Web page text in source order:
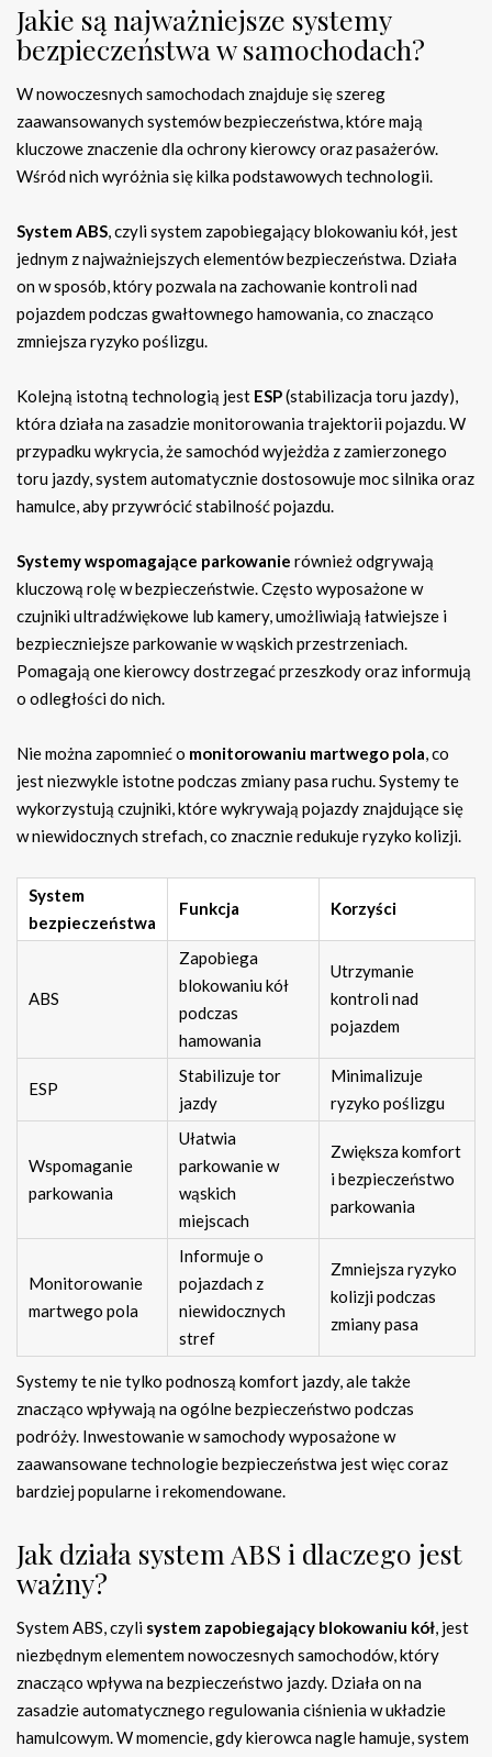
Jakie są najważniejsze systemy
bezpieczeństwa w samochodach?
W nowoczesnych samochodach znajduje się szereg
zaawansowanych systemów bezpieczeństwa, które mają
kluczowe znaczenie dla ochrony kierowcy oraz pasażerów.
Wśród nich wyróżnia się kilka podstawowych technologii.
System ABS, czyli system zapobiegający blokowaniu kół, jest
jednym z najważniejszych elementów bezpieczeństwa. Działa
on w sposób, który pozwala na zachowanie kontroli nad
pojazdem podczas gwałtownego hamowania, co znacząco
zmniejsza ryzyko poślizgu.
Kolejną istotną technologią jest ESP(stabilizacja toru jazdy),
która działa na zasadzie monitorowania trajektorii pojazdu. W
przypadku wykrycia, że samochód wyjeżdża z zamierzonego
toru jazdy, system automatycznie dostosowuje moc silnika oraz
hamulce, aby przywrócić stabilność pojazdu.
Systemy wspomagające parkowanie również odgrywają
kluczową rolę w bezpieczeństwie. Często wyposażone w
czujniki ultradźwiękowe lub kamery, umożliwiają łatwiejsze i
bezpieczniejsze parkowanie w wąskich przestrzeniach.
Pomagają one kierowcy dostrzegać przeszkody oraz informują
o odległości do nich.
Nie można zapomnieć o monitorowaniu martwego pola, co
jest niezwykle istotne podczas zmiany pasa ruchu. Systemy te
wykorzystują czujniki, które wykrywają pojazdy znajdujące się
w niewidocznych strefach, co znacznie redukuje ryzyko kolizji.
System
bezpieczeństwa
Funkcja Korzyści
ABS
Zapobiega
blokowaniu kół
podczas
hamowania
Utrzymanie
kontroli nad
pojazdem
ESP
Stabilizuje tor
jazdy
Minimalizuje
ryzyko poślizgu
Wspomaganie
parkowania
Ułatwia
parkowanie w
wąskich
miejscach
Zwiększa komfort
i bezpieczeństwo
parkowania
Monitorowanie
martwego pola
Informuje o
pojazdach z
niewidocznych
stref
Zmniejsza ryzyko
kolizji podczas
zmiany pasa
Systemy te nie tylko podnoszą komfort jazdy, ale także
znacząco wpływają na ogólne bezpieczeństwo podczas
podróży. Inwestowanie w samochody wyposażone w
zaawansowane technologie bezpieczeństwa jest więc coraz
bardziej popularne i rekomendowane.
Jak działa system ABS i dlaczego jest
ważny?
System ABS, czyli system zapobiegający blokowaniu kół, jest
niezbędnym elementem nowoczesnych samochodów, który
znacząco wpływa na bezpieczeństwo jazdy. Działa on na
zasadzie automatycznego regulowania ciśnienia w układzie
hamulcowym. W momencie, gdy kierowca nagle hamuje, system